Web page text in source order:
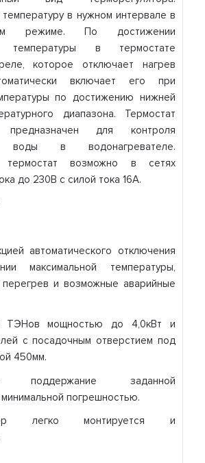
в нужном интервале в
режиме. По достижении
температуры в термостате
которое отключает нагрев
включает его при
по достижению нижней
диапазона. Термостат
для контроля
воды в водонагревателе.
термостат возможно в сетях
до 230В с силой тока 16А.
автоматического отключения
максимальной температуры,
и возможные аварийные
ТЭНов мощностью до 4,0кВт и
с посадочным отверстием под
450мм.
поддержание заданной
погрешностью.
легко монтируется и